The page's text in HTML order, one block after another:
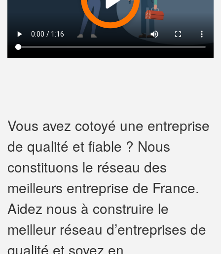
Vous avez cotoyé une entreprise
de qualité et fiable ? Nous
constituons le réseau des
meilleurs entreprise de France.
Aidez nous à construire le
meilleur réseau d’entreprises de
qualité et soyez en